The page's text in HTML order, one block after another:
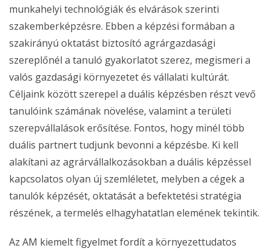
munkahelyi technológiák és elvárások szerinti
szakemberképzésre. Ebben a képzési formában a
szakirányú oktatást biztosító agrárgazdasági
szereplőnél a tanuló gyakorlatot szerez, megismeri a
valós gazdasági környezetet és vállalati kultúrát.
Céljaink között szerepel a duális képzésben részt vevő
tanulóink számának növelése, valamint a területi
szerepvállalások erősítése. Fontos, hogy minél több
duális partnert tudjunk bevonni a képzésbe. Ki kell
alakítani az agrárvállalkozásokban a duális képzéssel
kapcsolatos olyan új szemléletet, melyben a cégek a
tanulók képzését, oktatását a befektetési stratégia
részének, a termelés elhagyhatatlan elemének tekintik.
Az AM kiemelt figyelmet fordít a környezettudatos